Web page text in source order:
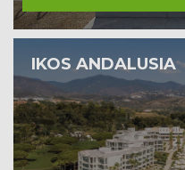
IKOS ANDALUSIA